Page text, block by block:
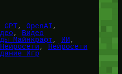
GPT, OpenAI
,
Видео
Майнкрафт, ИИ
Нейросети,
Нейросети
Игр